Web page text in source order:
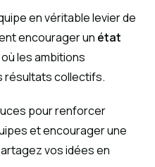
en véritable levier de
encourager un état
où les ambitions
résultats collectifs.
pour renforcer
et encourager une
vos idées en